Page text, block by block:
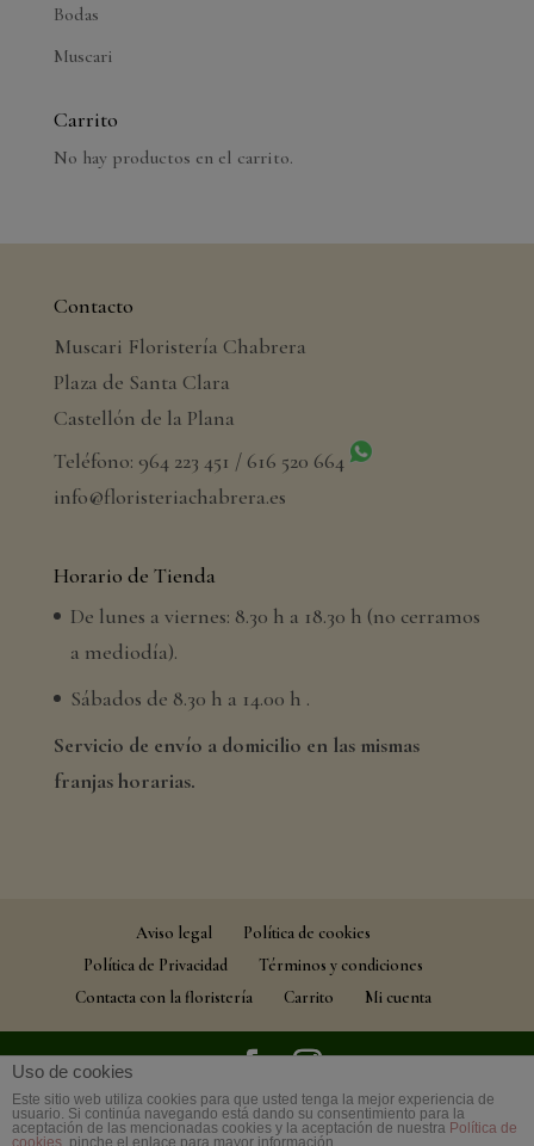
Bodas
Muscari
Carrito
No hay productos en el carrito.
Contacto
Muscari Floristería Chabrera
Plaza de Santa Clara
Castellón de la Plana
Teléfono: 964 223 451 / 616 520 664
info@floristeriachabrera.es
Horario de Tienda
De lunes a viernes: 8.30 h a 18.30 h (no cerramos
a mediodía).
Sábados de 8.30 h a 14.00 h .
Servicio de envío a domicilio en las mismas
franjas horarias.
Aviso legal
Política de cookies
Política de Privacidad
Términos y condiciones
Contacta con la floristería
Carrito Mi cuenta
© Floristería Muscari Chabrera | Todos los
derechos reservados | DesarrolloDann Braun
Uso de cookies
Este sitio web utiliza cookies para que usted tenga la mejor experiencia de
usuario. Si continúa navegando está dando su consentimiento para la
aceptación de las mencionadas cookies y la aceptación de nuestra Política de
cookies , pinche el enlace para mayor información.